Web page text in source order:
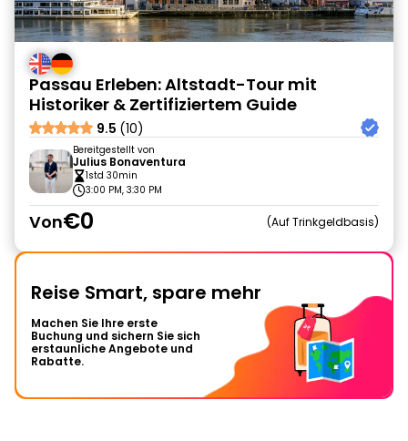
Passau Erleben: Altstadt-Tour mit
Historiker & Zertifiziertem Guide
9.5 (10)
Bereitgestellt von
Julius Bonaventura
1std 30min
3:00 PM, 3:30 PM
Von€0 Auf Trinkgeldbasis
Reise Smart, spare mehr
Machen Sie Ihre erste
Buchung und sichern Sie sich
erstaunliche Angebote und
Rabatte.